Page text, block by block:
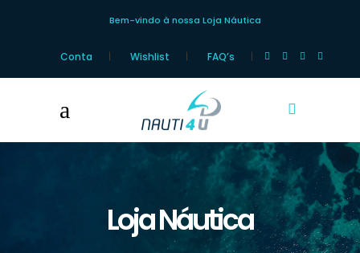
Bem-vindo à nossa Loja Náutica
Conta Wishlist FAQ’s
Loja Náutica